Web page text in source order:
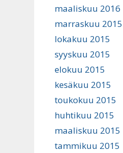
maaliskuu 2016
marraskuu 2015
lokakuu 2015
syyskuu 2015
elokuu 2015
kesäkuu 2015
toukokuu 2015
huhtikuu 2015
maaliskuu 2015
tammikuu 2015